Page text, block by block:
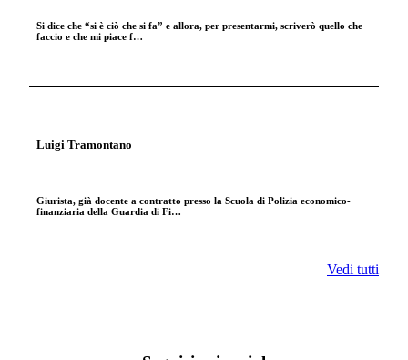
Si dice che “si è ciò che si fa” e allora, per presentarmi, scriverò quello che
faccio e che mi piace f…
Luigi Tramontano
Giurista, già docente a contratto presso la Scuola di Polizia economico-
finanziaria della Guardia di Fi…
Vedi tutti